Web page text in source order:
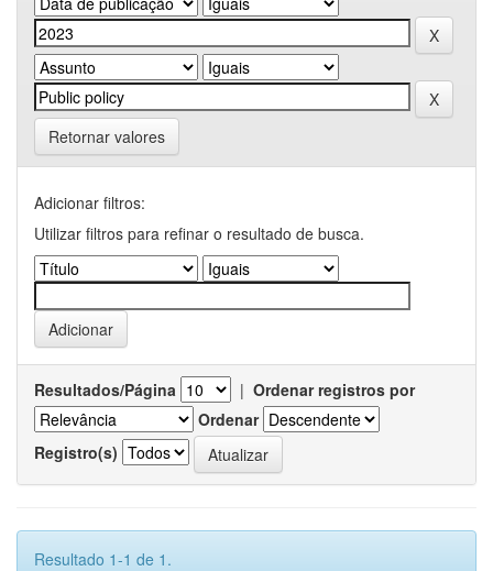
Retornar valores
Adicionar filtros:
Utilizar filtros para refinar o resultado de busca.
Resultados/Página | Ordenar registros por
Ordenar
Registro(s)
Resultado 1-1 de 1.